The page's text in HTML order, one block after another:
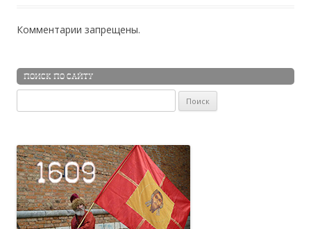
Комментарии запрещены.
ПОИСК ПО САЙТУ